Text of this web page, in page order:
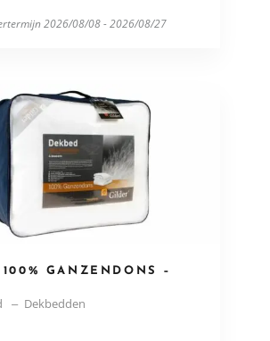
2026/08/08 - 2026/08/27
100% GANZENDONS –
Dekbedden